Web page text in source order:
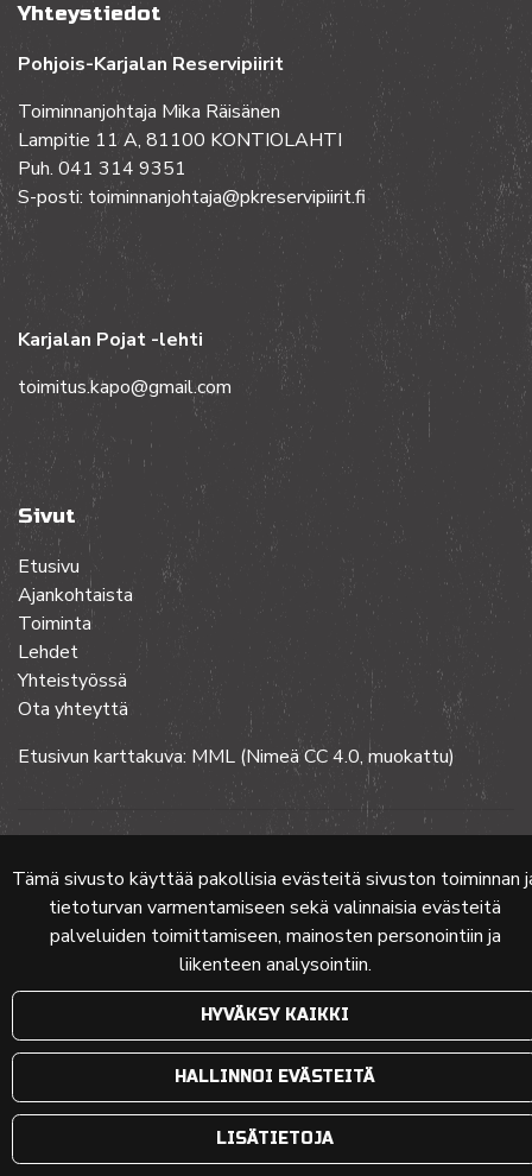
Tämä sivusto käyttää pakollisia evästeitä sivuston toiminnan
tietoturvan varmentamiseen sekä valinnaisia evästeitä
palveluiden toimittamiseen, mainosten personointiin ja
liikenteen analysointiin.
HYVÄKSY KAIKKI
HALLINNOI EVÄSTEITÄ
LISÄTIETOJA
Yhteystiedot
Pohjois-Karjalan Reservipiirit
Toiminnanjohtaja Mika Räisänen
Lampitie 11 A, 81100 KONTIOLAHTI
Puh. 041 314 9351
S-posti: toiminnanjohtaja@pkreservipiirit.fi
Karjalan Pojat -lehti
toimitus.kapo@gmail.com
Sivut
Etusivu
Ajankohtaista
Toiminta
Lehdet
Yhteistyössä
Ota yhteyttä
Etusivun karttakuva: MML (Nimeä CC 4.0, muokattu)
© 2024 PKMT | VerkkosivuatFlow Oy